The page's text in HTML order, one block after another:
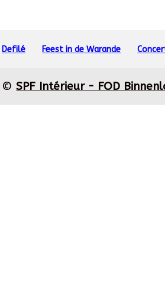
Defilé Feest in de Warande
©SPF Intérieur - FOD